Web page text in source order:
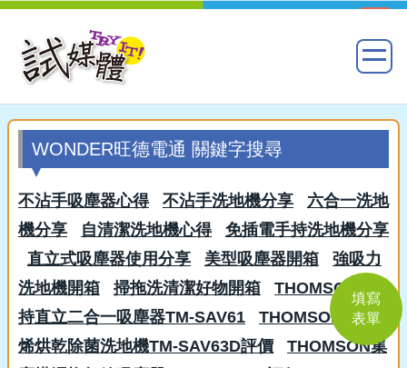
WONDER旺德電通 關鍵字搜尋
不沾手吸塵器心得 不沾手洗地機分享
六合一洗地
機分享
自清潔洗地機心得
免插電手持洗地機分享
直立式吸塵器使用分享
美型吸塵器開箱
強吸力
洗地機開箱
掃拖洗清潔好物開箱
THOMSON手
持直立二合一吸塵器TM-SAV61
THOMSON石墨
烯烘乾除菌洗地機TM-SAV63D評價
THOMSON集
填寫
表單